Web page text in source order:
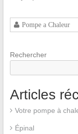
Pompe a Chaleur
Rechercher
Articles
Votre pompe à
Épinal